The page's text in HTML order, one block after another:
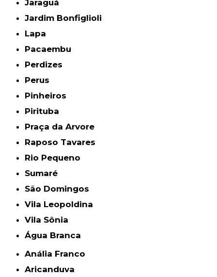
Jaraguá
Jardim Bonfiglioli
Lapa
Pacaembu
Perdizes
Perus
Pinheiros
Pirituba
Praça da Arvore
Raposo Tavares
Rio Pequeno
Sumaré
São Domingos
Vila Leopoldina
Vila Sônia
Água Branca
Anália Franco
Aricanduva